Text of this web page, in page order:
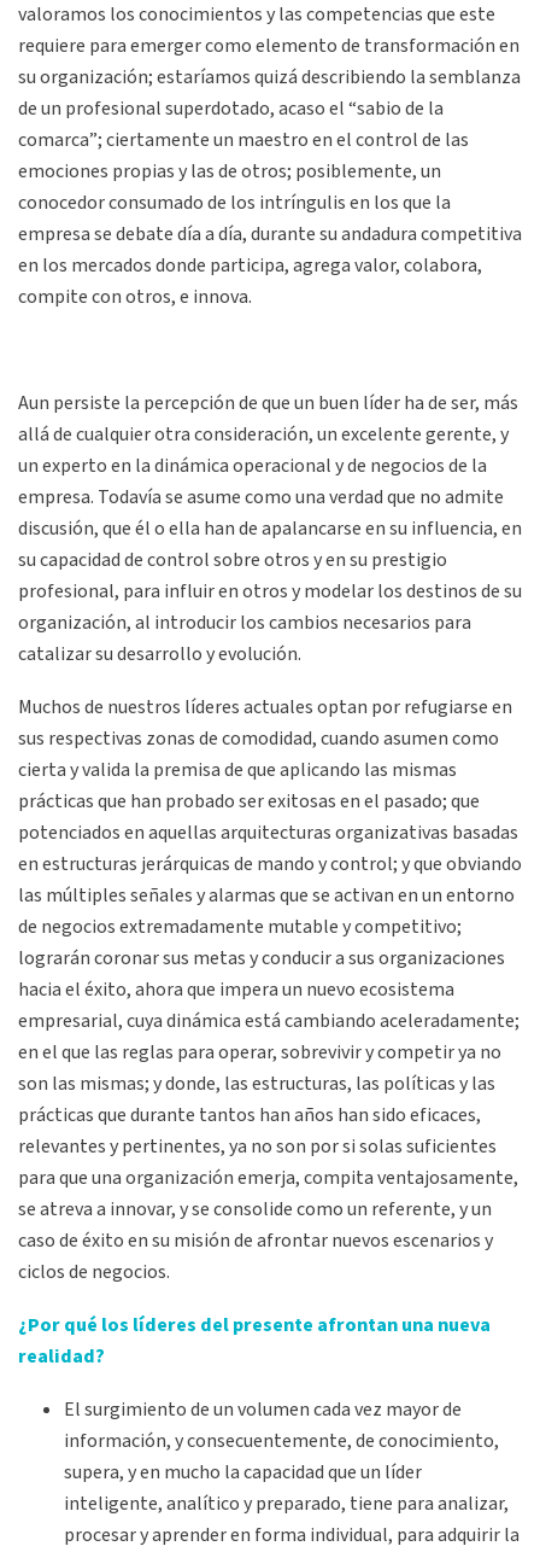
valoramos los conocimientos y las competencias que este
requiere para emerger como elemento de transformación en
su organización; estaríamos quizá describiendo la semblanza
de un profesional superdotado, acaso el “sabio de la
comarca”; ciertamente un maestro en el control de las
emociones propias y las de otros; posiblemente, un
conocedor consumado de los intríngulis en los que la
empresa se debate día a día, durante su andadura competitiva
en los mercados donde participa, agrega valor, colabora,
compite con otros, e innova.
Aun persiste la percepción de que un buen líder ha de ser, más
allá de cualquier otra consideración, un excelente gerente, y
un experto en la dinámica operacional y de negocios de la
empresa. Todavía se asume como una verdad que no admite
discusión, que él o ella han de apalancarse en su influencia, en
su capacidad de control sobre otros y en su prestigio
profesional, para influir en otros y modelar los destinos de su
organización, al introducir los cambios necesarios para
catalizar su desarrollo y evolución.
Muchos de nuestros líderes actuales optan por refugiarse en
sus respectivas zonas de comodidad, cuando asumen como
cierta y valida la premisa de que aplicando las mismas
prácticas que han probado ser exitosas en el pasado; que
potenciados en aquellas arquitecturas organizativas basadas
en estructuras jerárquicas de mando y control; y que obviando
las múltiples señales y alarmas que se activan en un entorno
de negocios extremadamente mutable y competitivo;
lograrán coronar sus metas y conducir a sus organizaciones
hacia el éxito, ahora que impera un nuevo ecosistema
empresarial, cuya dinámica está cambiando aceleradamente;
en el que las reglas para operar, sobrevivir y competir ya no
son las mismas; y donde, las estructuras, las políticas y las
prácticas que durante tantos han años han sido eficaces,
relevantes y pertinentes, ya no son por si solas suficientes
para que una organización emerja, compita ventajosamente,
se atreva a innovar, y se consolide como un referente, y un
caso de éxito en su misión de afrontar nuevos escenarios y
ciclos de negocios.
¿Por qué los líderes del presente afrontan una nueva
realidad?
El surgimiento de un volumen cada vez mayor de
información, y consecuentemente, de conocimiento,
supera, y en mucho la capacidad que un líder
inteligente, analítico y preparado, tiene para analizar,
procesar y aprender en forma individual, para adquirir la